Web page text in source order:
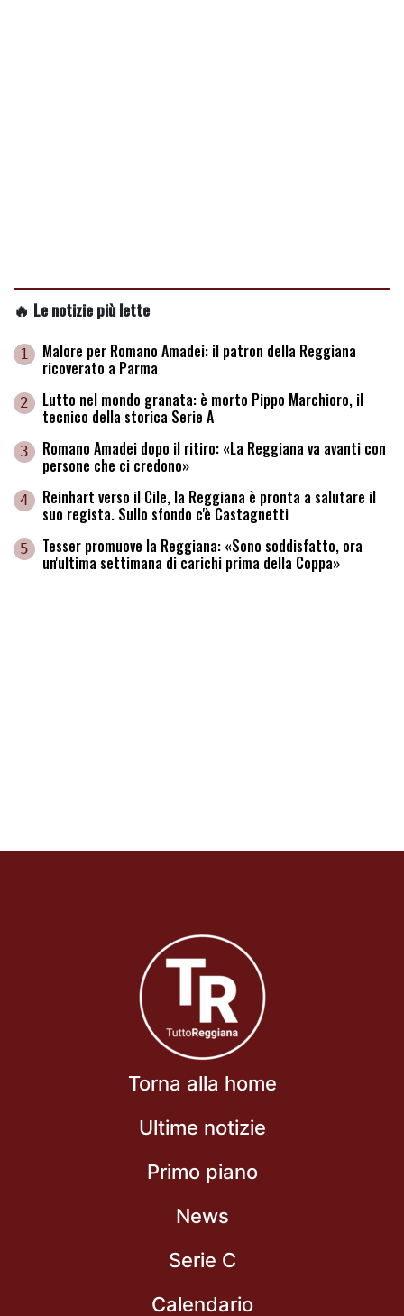
🔥 Le notizie più lette
1 Malore per Romano Amadei: il patron della Reggiana
ricoverato a Parma
2 Lutto nel mondo granata: è morto Pippo Marchioro, il
tecnico della storica Serie A
3 Romano Amadei dopo il ritiro: «La Reggiana va avanti con
persone che ci credono»
4 Reinhart verso il Cile, la Reggiana è pronta a salutare il
suo regista. Sullo sfondo c'è Castagnetti
5 Tesser promuove la Reggiana: «Sono soddisfatto, ora
un'ultima settimana di carichi prima della Coppa»
Torna alla home
Ultime notizie
Primo piano
News
Serie C
Calendario